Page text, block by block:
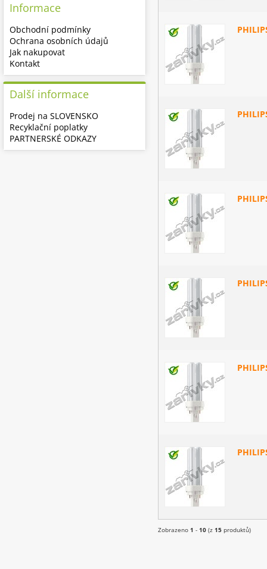
Zobrazeno 1 - 10 (z 15 produktů)
Informace
Obchodní podmínky
Ochrana osobních údajů
Jak nakupovat
Kontakt
Další informace
Prodej na SLOVENSKO
Recyklační poplatky
PARTNERSKÉ ODKAZY